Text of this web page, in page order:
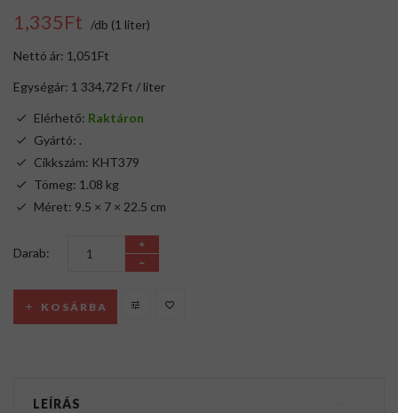
1,335Ft /db (1 liter)
Nettó ár: 1,051Ft
Egységár: 1 334,72 Ft / liter
Elérhető: Raktáron
Gyártó: .
Cikkszám: KHT379
Tömeg: 1.08 kg
Méret: 9.5 × 7 × 22.5 cm
Darab:
KOSÁRBA
LEÍRÁS